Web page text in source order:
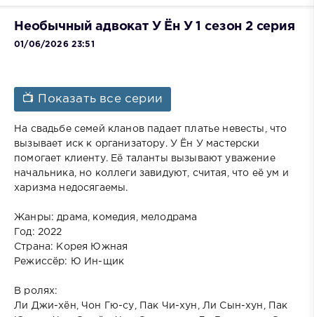
Необычный адвокат У Ён У 1 сезон 2 серия
01/06/2026 23:51
📺 Показать все серии
На свадьбе семей кланов падает платье невесты, что
вызывает иск к организатору. У Ён У мастерски
помогает клиенту. Её таланты вызывают уважение
начальника, но коллеги завидуют, считая, что её ум и
харизма недосягаемы.
Жанры: драма, комедия, мелодрама
Год: 2022
Страна: Корея Южная
Режиссёр: Ю Ин-щик
В ролях:
Ли Джи-хён, Чон Гю-су, Пак Чи-хун, Ли Сын-хун, Пак